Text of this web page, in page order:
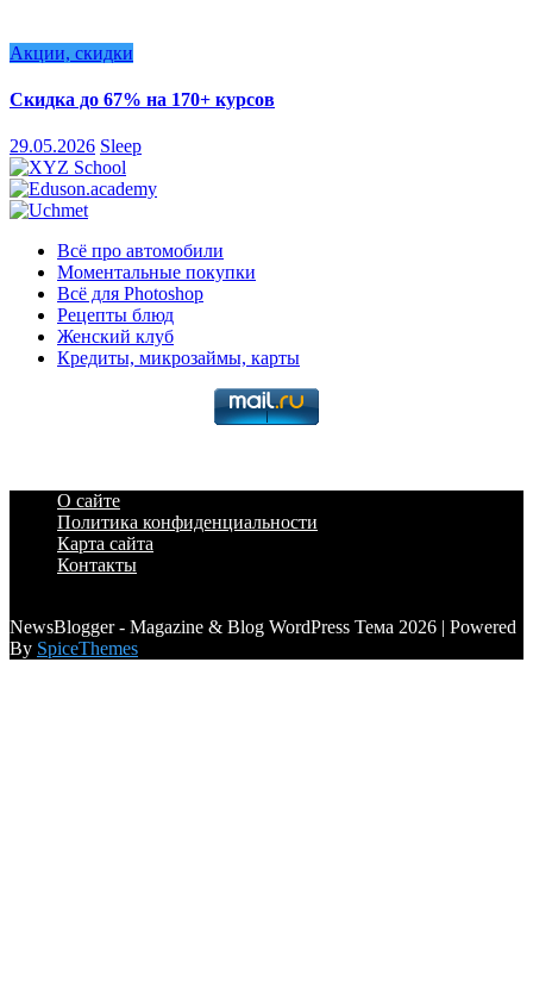
Акции, скидки
Скидка до 67% на 170+ курсов
29.05.2026 Sleep
Всё про автомобили
Моментальные покупки
Всё для Photoshop
Рецепты блюд
Женский клуб
Кредиты, микрозаймы, карты
О сайте
Политика конфиденциальности
Карта сайта
Контакты
NewsBlogger - Magazine & Blog WordPress Тема 2026 | Powered
By SpiceThemes